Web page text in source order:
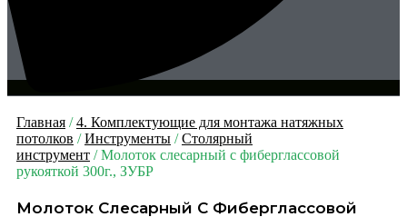
Главная /4. Комплектующие для монтажа натяжных
потолков /Инструменты /Столярный
инструмент / Молоток слесарный с фиберглассовой
рукояткой 300г., ЗУБР
Молоток Слесарный С Фиберглассовой